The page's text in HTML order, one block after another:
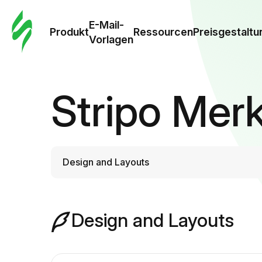
Produkt
E-Mail-
Vorlagen
Ressourcen
Stripo
Design and Layouts
Design and Layouts